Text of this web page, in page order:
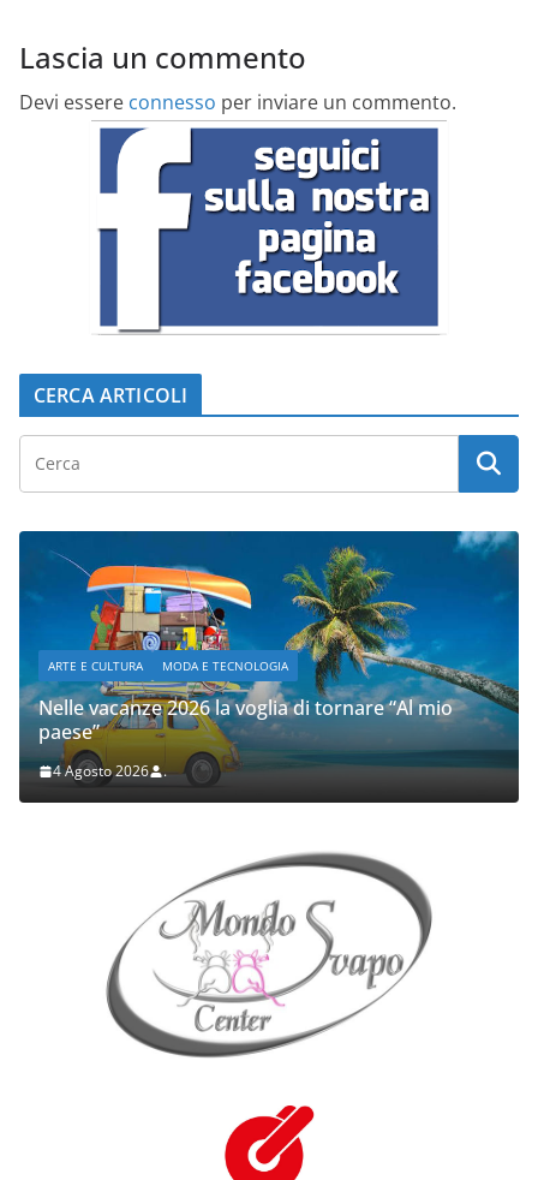
Lascia un commento
Devi essere connesso per inviare un commento.
CERCA ARTICOLI
ARTE E CULTURA MODA E TECNOLOGIA
Nelle vacanze 2026 la voglia di tornare “Al mio
paese”
4 Agosto 2026 .